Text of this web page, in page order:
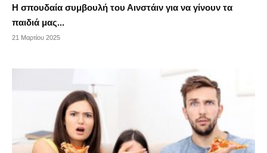
Η σπουδαία συμβουλή του Αινστάιν για να γίνουν τα
παιδιά μας...
21 Μαρτίου 2025